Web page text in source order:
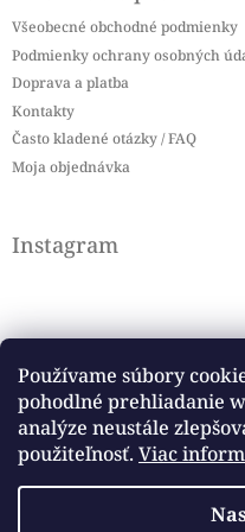
Používame súbory
pohodlné prehliadanie
analýze neustále
použiteľnosť. Viac
Všeobecné obchodné podmienky
Podmienky ochrany osobných
Doprava a platba
Kontakty
Často kladené otázky / FAQ
Moja objednávka
Instagram
Sledovať na
Facebook